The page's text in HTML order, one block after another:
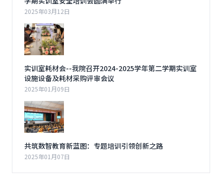
2025年03月12日
实训室耗材会--我院召开2024-2025学年第二学期实训室
设施设备及耗材采购评审会议
2025年01月09日
共筑数智教育新蓝图：专题培训引领创新之路
2025年01月07日